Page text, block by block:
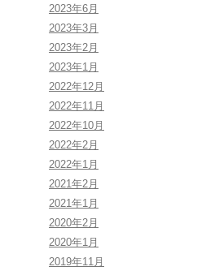
2023年6月
2023年3月
2023年2月
2023年1月
2022年12月
2022年11月
2022年10月
2022年2月
2022年1月
2021年2月
2021年1月
2020年2月
2020年1月
2019年11月